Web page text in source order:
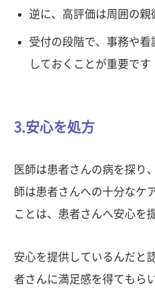
逆に、高評価は周囲の
受付の段階で、事務や
しておくことが重要です
3.安心を処方
医師は患者さんの病を探り
師は患者さんへの十分なケ
ことは、患者さんへ安心を
安心を提供しているんだと
者さんに満足感を得てもら